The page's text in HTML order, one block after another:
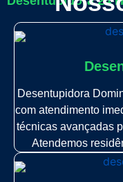
Desentupidora
com atendimento
técnicas avançadas
Atendemos